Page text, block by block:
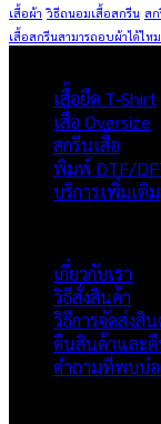
เสื้อผ้า วิธีถนอมเสื้อสกรีน ส
เสื้อสกรีนสามารถอบผ้าได้ไหม
เสื้อยืด T-Shirt
เสื้อ Oversize
สกรีนเสื้อ
พิมพ์ DTF/
บริการเพิ่มเติม
เกี่ยวกับเรา
วิธีสั่งสินค้า
วิธีการจัดส่งสิน
คืนสินค้าและคื
คำถามที่พบบ่อ